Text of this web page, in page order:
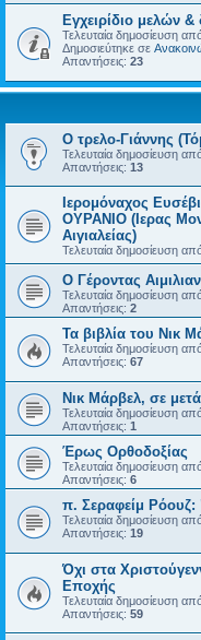
Εγχειρίδιο μελών
Τελευταία δημοσίευση
Δημοσιεύτηκε σε
Απαντήσεις: 23
Ο τρελο-Γιάννης
Τελευταία δημοσίευση
Απαντήσεις: 13
Ιερομόναχος
ΟΥΡΑΝΙΟ (Ιερας
Αιγιαλείας)
Τελευταία δημοσίευση
Ο Γέροντας
Τελευταία δημοσίευση
Απαντήσεις: 2
Τα βιβλία του Νικ
Τελευταία δημοσίευση
Απαντήσεις: 67
Νικ Μάρβελ, σε
Τελευταία δημοσίευση
Απαντήσεις: 1
Έρως Ορθοδοξίας
Τελευταία δημοσίευση
Απαντήσεις: 6
π. Σεραφείμ Ρόουζ:
Τελευταία δημοσίευση
Απαντήσεις: 19
Όχι στα
Εποχής
Τελευταία δημοσίευση
Απαντήσεις: 59